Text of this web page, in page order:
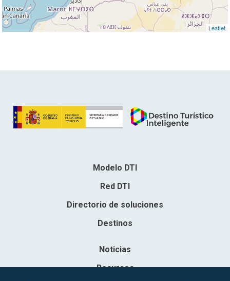
Leaflet
Modelo DTI
Red DTI
Directorio de soluciones
Destinos
Noticias
Recursos